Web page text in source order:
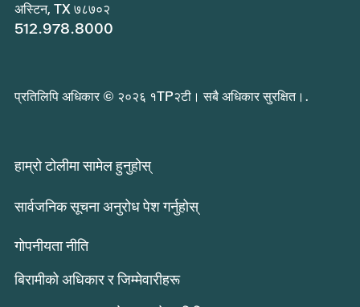
अस्टिन, TX ७८७०२
512.978.8000
प्रतिलिपि अधिकार © २०२६ १TP२टी। सबै अधिकार सुरक्षित।.
हाम्रो टोलीमा सामेल हुनुहोस्
सार्वजनिक सूचना अनुरोध पेश गर्नुहोस्
गोपनीयता नीति
बिरामीको अधिकार र जिम्मेवारीहरू